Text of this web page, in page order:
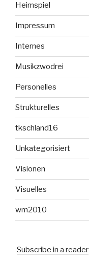
Heimspiel
Impressum
Internes
Musikzwodrei
Personelles
Strukturelles
tkschland16
Unkategorisiert
Visionen
Visuelles
wm2010
Subscribe in a reader